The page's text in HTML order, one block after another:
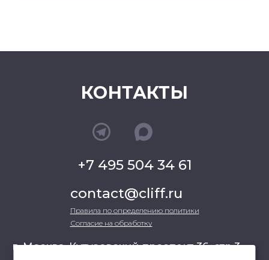
КОНТАКТЫ
+7 495 504 34 61
contact@cliff.ru
Правила по определению политики
Согласие на обработку
г. Москва, Кутузовский проспект 36, стр.3 ,